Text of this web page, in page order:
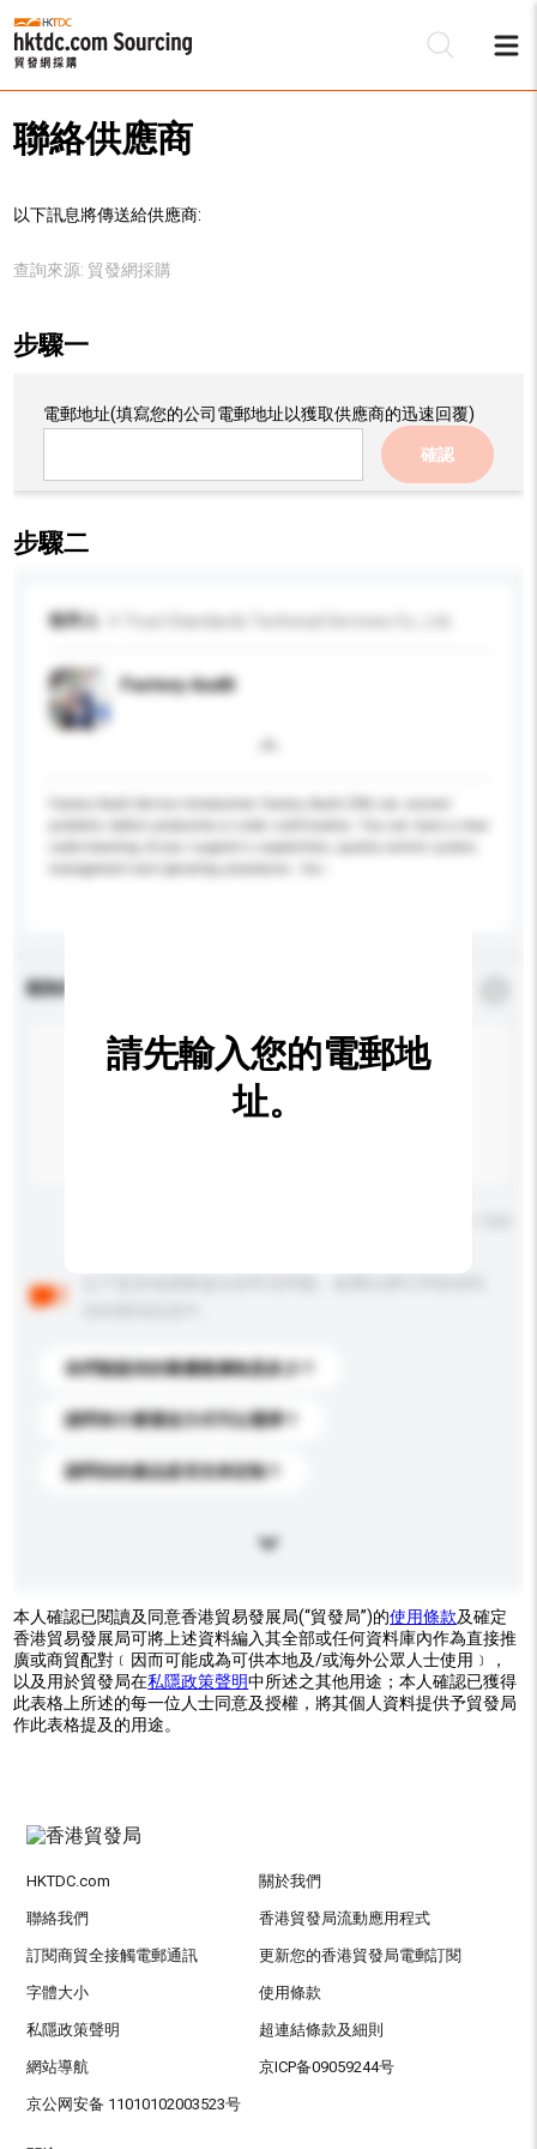
聯絡供應商
以下訊息將傳送給供應商:
查詢來源: 貿發網採購
步驟一
電郵地址(填寫您的公司電郵地址以獲取供應商的迅速回覆)
確認
步驟二
收件人
Factory Audit
management and operating procedures. Our...
查詢內容
你們能提供的最優惠價格是多少？
請問有什麼運送方式可以選擇？
請問你的產品是否支持定制？
請先輸入您的電郵地
址。
本人確認已閱讀及同意香港貿易發展局(“貿發局”)的使用條款及確定
香港貿易發展局可將上述資料編入其全部或任何資料庫內作為直接推
廣或商貿配對﹝因而可能成為可供本地及/或海外公眾人士使用﹞，
以及用於貿發局在私隱政策聲明中所述之其他用途；本人確認已獲得
此表格上所述的每一位人士同意及授權，將其個人資料提供予貿發局
作此表格提及的用途。
HKTDC.com 關於我們
聯絡我們 香港貿發局流動應用程式
訂閱商貿全接觸電郵通訊 更新您的香港貿發局電郵訂閱
字體大小 使用條款
私隱政策聲明 超連結條款及細則
網站導航 京ICP备09059244号
京公网安备 11010102003523号